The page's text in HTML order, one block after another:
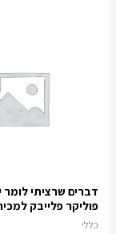
דברים שרציתי לומר
פוליקר פלייבק
כללי